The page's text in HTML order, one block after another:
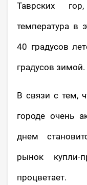
Таврских
температура в
40 градусов
градусов зимой.
В связи с тем,
городе очень
днем
рынок купли-
процветает.